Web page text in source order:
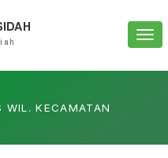
WIL. KECAMATAN